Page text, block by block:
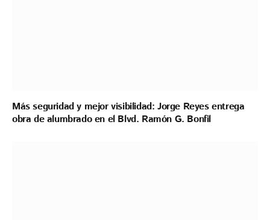
Más seguridad y mejor visibilidad: Jorge Reyes entrega
obra de alumbrado en el Blvd. Ramón G. Bonfil